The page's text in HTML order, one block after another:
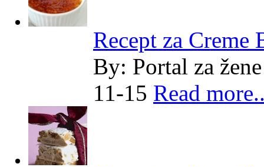
Recept za Creme
By: Portal za žene
11-15 Read